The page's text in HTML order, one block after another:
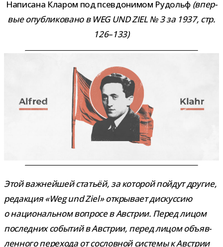
Написана Кларом под псев­до­ни­мом Рудольф (впер­
вые опуб­ли­ко­вано в WEG UND ZIEL № 3 за 1937, стр.
126–133)
Этой важ­ней­шей ста­тьёй, за кото­рой пой­дут дру­гие,
редак­ция «Weg und Ziel» откры­вает дис­кус­сию
о наци­о­наль­ном вопросе в Австрии. Перед лицом
послед­них собы­тий в Австрии, перед лицом объ­яв­
лен­ного пере­хода от сослов­ной системы к Австрии